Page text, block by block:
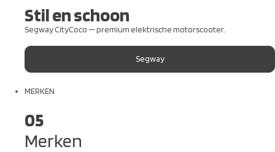
Stil en schoon
Segway CityCoco — premium elektrische motorscooter.
Segway
MERKEN
05
Merken